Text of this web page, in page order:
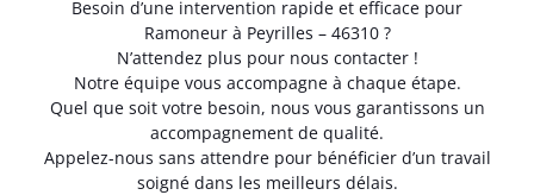
Besoin d’une intervention rapide et efficace pour
Ramoneur à Peyrilles – 46310 ?
N’attendez plus pour nous contacter !
Notre équipe vous accompagne à chaque étape.
Quel que soit votre besoin, nous vous garantissons un
accompagnement de qualité.
Appelez-nous sans attendre pour bénéficier d’un travail
soigné dans les meilleurs délais.